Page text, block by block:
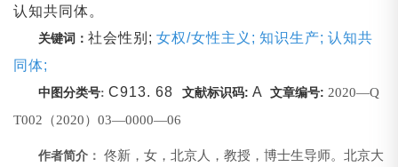
认知共同体。
关键词： 社会性别 ; 女权/女性主义 ; 知识生产; 认知共
同体;
中图分类号: C913. 68 文献标识码: A 文章编号: 2020—Q
T002 （2020） 03—0000—06
作者简介 ： 佟新，女，北京人，教授，博士生导师。北京大